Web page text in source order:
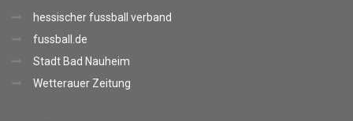
hessischer fussball verband
fussball.de
Stadt Bad Nauheim
Wetterauer Zeitung